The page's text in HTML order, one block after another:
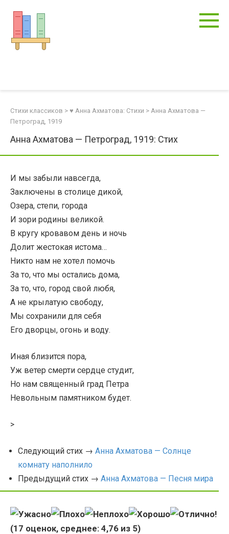
контенту
Стихи классиков > ♥ Анна Ахматова: Стихи > Анна Ахматова —
Петроград, 1919
Анна Ахматова — Петроград, 1919: Стих
И мы забыли навсегда,
Заключены в столице дикой,
Озера, степи, города
И зори родины великой.
В кругу кровавом день и ночь
Долит жестокая истома…
Никто нам не хотел помочь
За то, что мы остались дома,
За то, что, город свой любя,
А не крылатую свободу,
Мы сохранили для себя
Его дворцы, огонь и воду.
Иная близится пора,
Уж ветер смерти сердце студит,
Но нам священный град Петра
Невольным памятником будет.
>
Следующий стих → Анна Ахматова — Солнце
комнату наполнило
Предыдущий стих → Анна Ахматова — Песня мира
(17 оценок, среднее: 4,76 из 5)